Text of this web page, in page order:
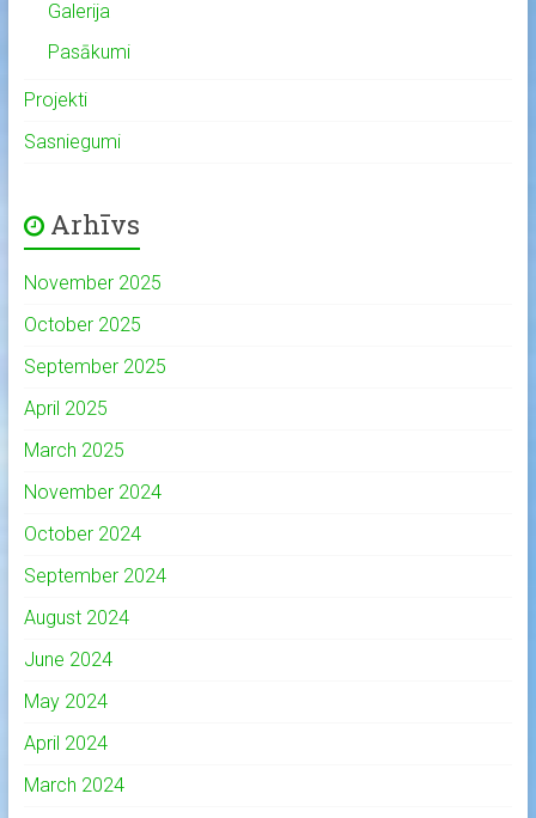
Galerija
Pasākumi
Projekti
Sasniegumi
Arhīvs
November 2025
October 2025
September 2025
April 2025
March 2025
November 2024
October 2024
September 2024
August 2024
June 2024
May 2024
April 2024
March 2024